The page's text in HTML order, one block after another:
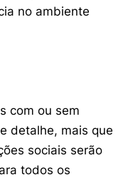
no ambiente
com ou sem
detalhe, mais que
sociais serão
todos os